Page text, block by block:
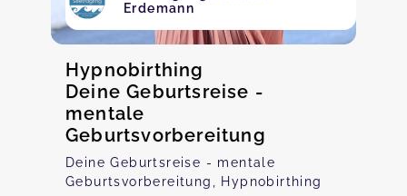
Erdemann
Hypnobirthing
Deine Geburtsreise -
mentale
Geburtsvorbereitung
Deine Geburtsreise - mentale
Geburtsvorbereitung, Hypnobirthing